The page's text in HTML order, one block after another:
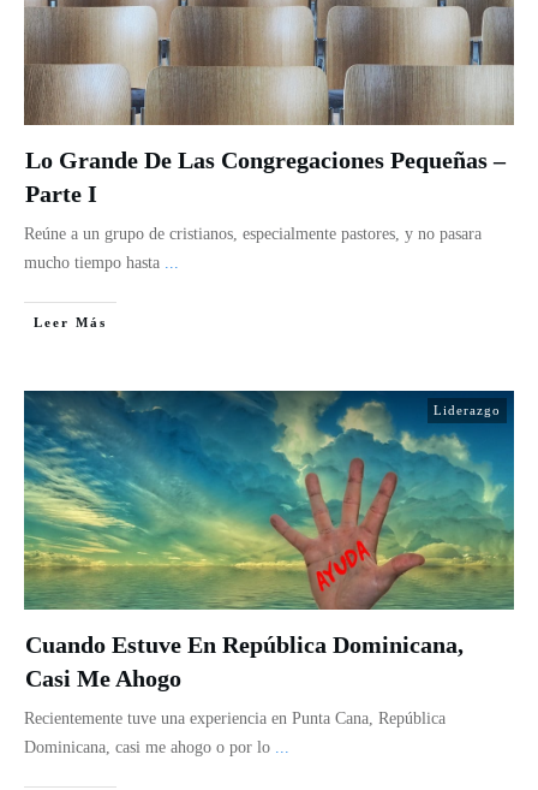
Lo Grande De Las Congregaciones Pequeñas –
Parte I
Reúne a un grupo de cristianos, especialmente pastores, y no pasara
mucho tiempo hasta
Leer Más
Liderazgo
Cuando Estuve En República Dominicana,
Casi Me Ahogo
Recientemente tuve una experiencia en Punta Cana, República
Dominicana, casi me ahogo o por lo